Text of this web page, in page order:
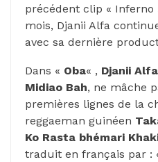
précédent clip « Inferno
mois, Djanii Alfa
avec sa dernière
Dans « Oba« , Djanii
Midiao Bah, ne mâche
premières lignes de la
reggaeman guinéen
Ko Rasta bhémari
traduit en français par :